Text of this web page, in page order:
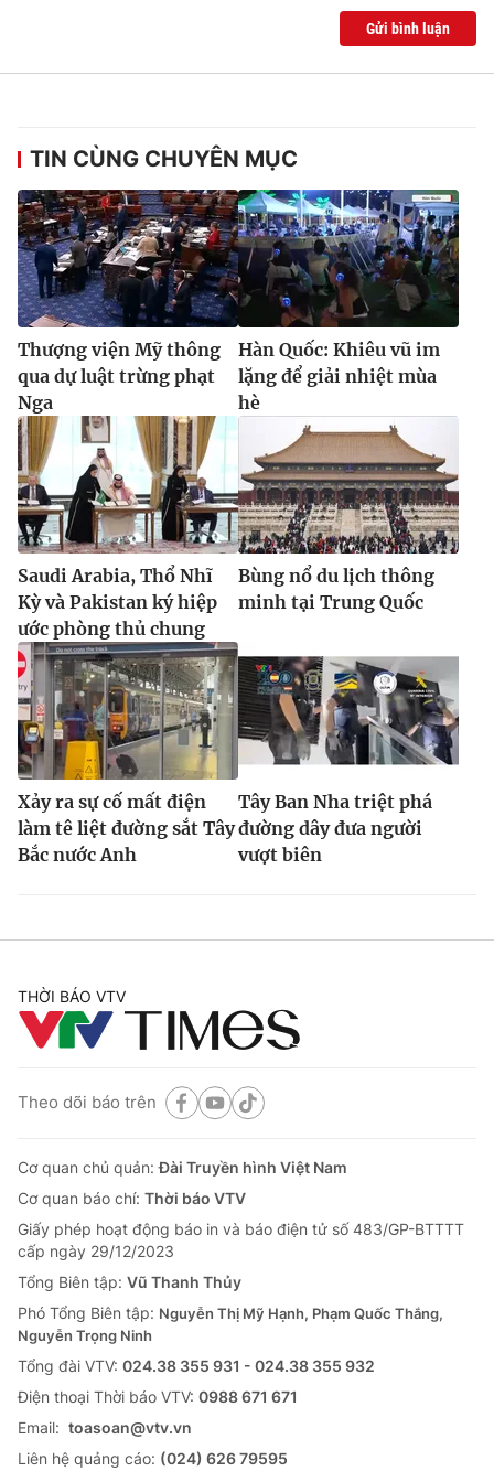
Gửi bình luận
TIN CÙNG CHUYÊN MỤC
Thượng viện Mỹ thông
qua dự luật trừng phạt
Nga
Hàn Quốc: Khiêu vũ im
lặng để giải nhiệt mùa
hè
Saudi Arabia, Thổ Nhĩ
Kỳ và Pakistan ký hiệp
ước phòng thủ chung
Bùng nổ du lịch thông
minh tại Trung Quốc
Xảy ra sự cố mất điện
làm tê liệt đường sắt Tây
Bắc nước Anh
Tây Ban Nha triệt phá
đường dây đưa người
vượt biên
THỜI BÁO VTV
Theo dõi báo trên
Cơ quan chủ quản:Đài Truyền hình Việt Nam
Cơ quan báo chí: Thời báo VTV
Giấy phép hoạt động báo in và báo điện tử số 483/GP-BTTTT
cấp ngày 29/12/2023
Tổng Biên tập: Vũ Thanh Thủy
Phó Tổng Biên tập: Nguyễn Thị Mỹ Hạnh, Phạm Quốc Thắng,
Nguyễn Trọng Ninh
Tổng đài VTV: 024.38 355 931 - 024.38 355 932
Ðiện thoại Thời báo VTV: 0988 671 671
Email: toasoan@vtv.vn
Liên hệ quảng cáo: (024) 626 79595